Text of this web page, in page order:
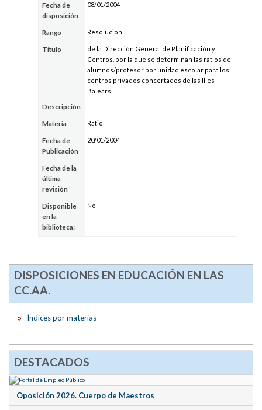
Fecha de
disposición
08/01/2004
Rango Resolución
Título
de la Dirección General de Planificación y
Centros, por la que se determinan las ratios de
alumnos/profesor por unidad escolar para los
centros privados concertados de las Illes
Balears
Descripción
Materia Ratio
Fecha de
Publicación
20/01/2004
Fecha de la
última
revisión
Disponible
en la
biblioteca:
No
DISPOSICIONES EN EDUCACIÓN EN LAS
CC.AA.
Índices por materias
DESTACADOS
Oposición 2026. Cuerpo de Maestros